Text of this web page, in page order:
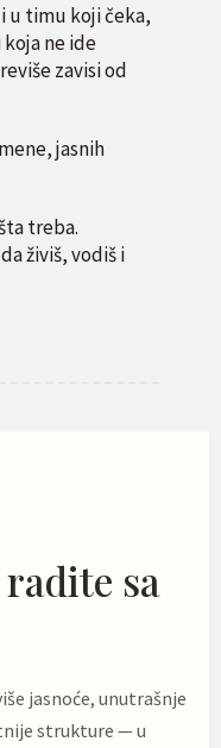
u timu koji čeka,
ne ide
zavisi od
jasnih
treba.
živiš, vodiš i
sa
jasnoće, unutrašnje
strukture — u